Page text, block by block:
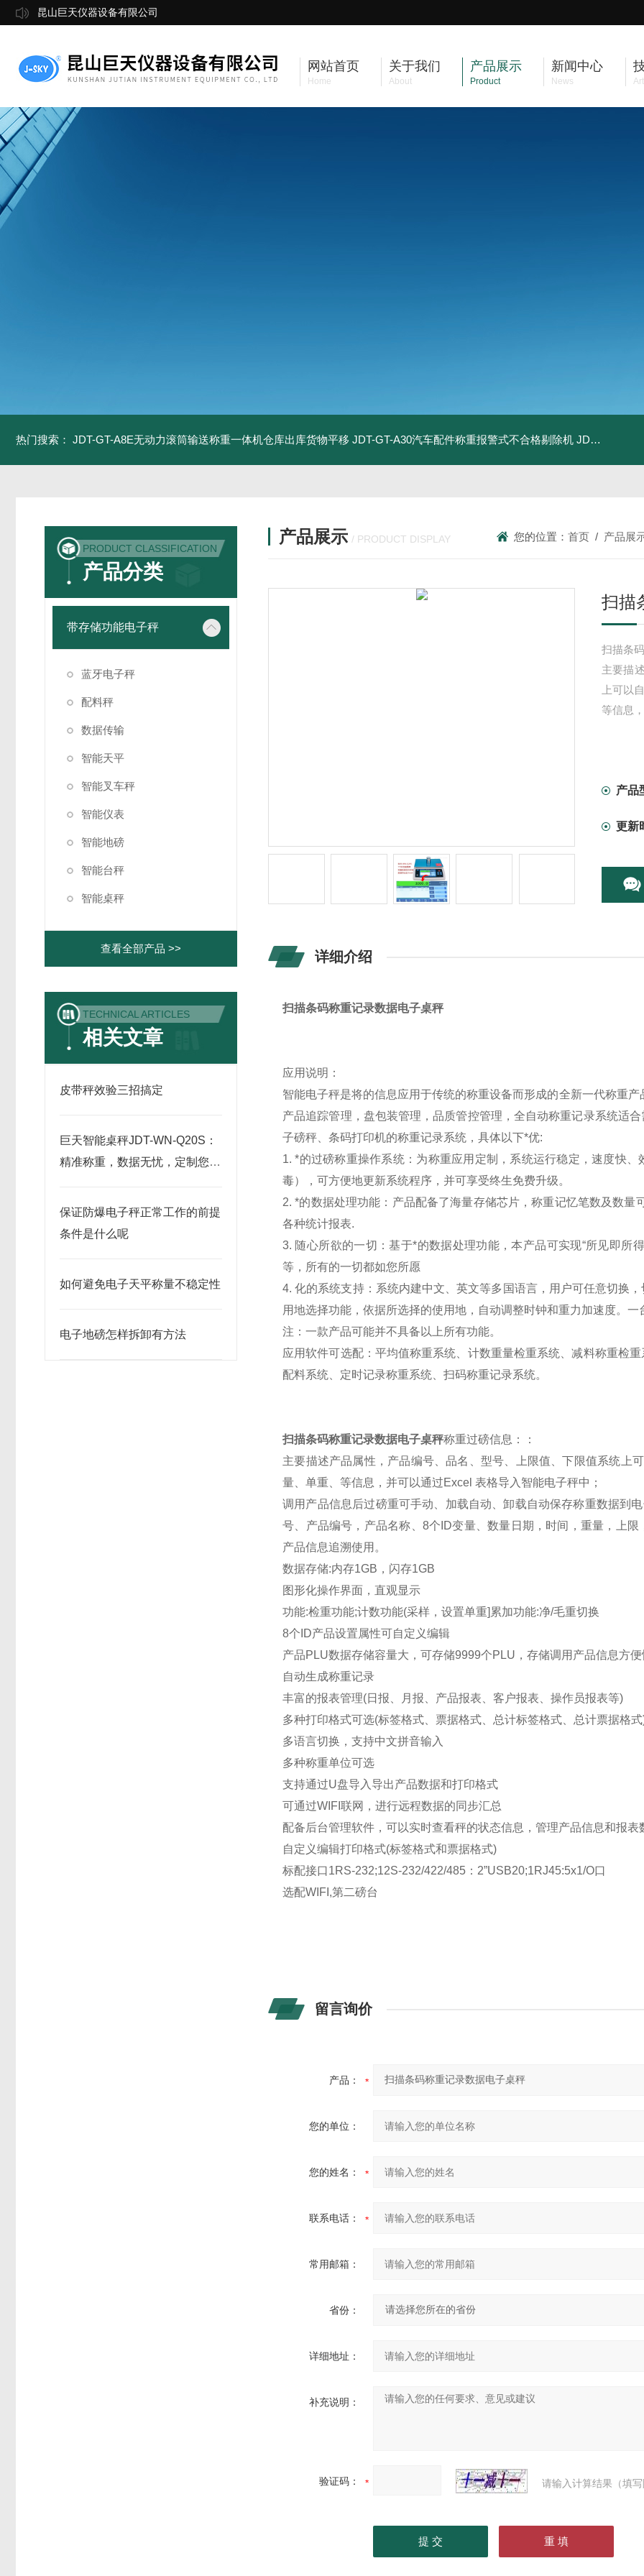
昆山巨天仪器设备有限公司
网站首页
Home
关于我们
About
产品展示
Product
新闻中心
News
热门搜索： JDT-GT-A8E无动力滚筒输送称重一体机仓库出库货物平移 JDT-GT-A30汽车配件称重报警式不合格剔除机 JDT-GT-A8E儿童玩具包装合规检测秤漏装配件报警滚筒称
PRODUCT CLASSIFICATION
产品分类
带存储功能电子秤
蓝牙电子秤
配料秤
数据传输
智能天平
智能叉车秤
智能仪表
智能地磅
智能台秤
智能桌秤
查看全部产品 >>
TECHNICAL ARTICLES
相关文章
皮带秤效验三招搞定
巨天智能桌秤JDT-WN-Q20S：
精准称重，数据无忧，定制您的
保证防爆电子秤正常工作的前提
条件是什么呢
如何避免电子天平称量不稳定性
电子地磅怎样拆卸有方法
产品展示 / PRODUCT DISPLAY 您的位置：首页 / 产品展
扫描
扫描条
主要描
上可以
等信息
产品
更新
详细介绍
扫描条码称重记录数据电子桌秤
应用说明：
智能电子秤是将的信息应用于传统的称重设备而形成的全新一代称重产
产品追踪管理，盘包装管理，品质管控管理，全自动称重记录系统适
子磅秤、条码打印机的称重记录系统，具体以下*优:
1. *的过磅称重操作系统：为称重应用定制，系统运行稳定，速度快
毒），可方便地更新系统程序，并可享受终生免费升级。
2. *的数据处理功能：产品配备了海量存储芯片，称重记忆笔数及数
各种统计报表.
3. 随心所欲的一切：基于*的数据处理功能，本产品可实现“所见即所
等，所有的一切都如您所愿
4. 化的系统支持：系统内建中文、英文等多国语言，用户可任意切换
用地选择功能，依据所选择的使用地，自动调整时钟和重力加速度。一
注：一款产品可能并不具备以上所有功能。
应用软件可选配：平均值称重系统、计数重量检重系统、减料称重检
配料系统、定时记录称重系统、扫码称重记录系统。
扫描条码称重记录数据电子桌秤称重过磅信息：：
主要描述产品属性，产品编号、品名、型号、上限值、下限值系统上
量、单重、等信息，并可以通过Excel 表格导入智能电子秤中；
调用产品信息后过磅重可手动、加载自动、卸载自动保存称重数据到
号、产品编号，产品名称、8个ID变量、数量日期，时间，重量，上
产品信息追溯使用。
数据存储:内存1GB，闪存1GB
图形化操作界面，直观显示
功能:检重功能;计数功能(采样，设置单重]累加功能:净/毛重切换
8个ID产品设置属性可自定义编辑
产品PLU数据存储容量大，可存储9999个PLU，存储调用产品信息方便
自动生成称重记录
丰富的报表管理(日报、月报、产品报表、客户报表、操作员报表等)
多种打印格式可选(标签格式、票据格式、总计标签格式、总计票据格
多语言切换，支持中文拼音输入
多种称重单位可选
支持通过U盘导入导出产品数据和打印格式
可通过WIFI联网，进行远程数据的同步汇总
配备后台管理软件，可以实时查看秤的状态信息，管理产品信息和报表
自定义编辑打印格式(标签格式和票据格式)
标配接口1RS-232;12S-232/422/485：2”USB20;1RJ45:5x1/O口
选配WIFI,第二磅台
留言询价
产品：
您的单位：
您的姓名：
联系电话：
常用邮箱：
省份：
详细地址：
补充说明：
验证码： 请输入计算结果（填